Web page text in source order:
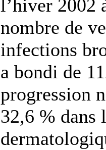
l’hiver 2002
nombre de
infections
a bondi de
progression
32,6 % dans